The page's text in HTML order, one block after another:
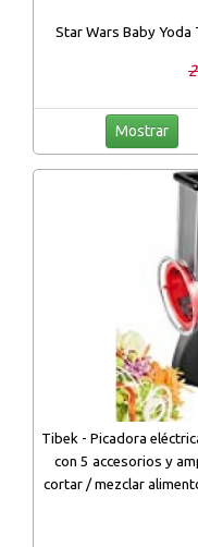
Star Wars Baby Yoda
Mostrar
Tibek - Picadora
con 5 accesorios y
cortar / mezclar